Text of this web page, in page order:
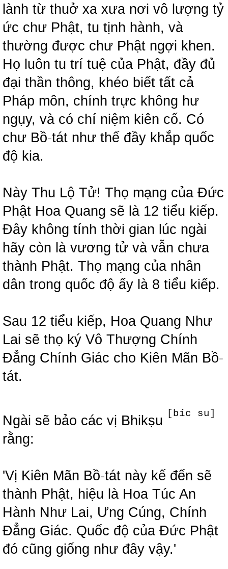
lành từ thuở xa xưa nơi vô lượng tỷ
ức chư Phật, tu tịnh hành, và
thường được chư Phật ngợi khen.
Họ luôn tu trí tuệ của Phật, đầy đủ
đại thần thông, khéo biết tất cả
Pháp môn, chính trực không hư
ngụy, và có chí niệm kiên cố. Có
chư Bồ-tát như thế đầy khắp quốc
độ kia.
Này Thu Lộ Tử! Thọ mạng của Đức
Phật Hoa Quang sẽ là 12 tiểu kiếp.
Đây không tính thời gian lúc ngài
hãy còn là vương tử và vẫn chưa
thành Phật. Thọ mạng của nhân
dân trong quốc độ ấy là 8 tiểu kiếp.
Sau 12 tiểu kiếp, Hoa Quang Như
Lai sẽ thọ ký Vô Thượng Chính
Đẳng Chính Giác cho Kiên Mãn Bồ-
tát.
Ngài sẽ bảo các vị Bhikṣu [bíc su]
rằng:
'Vị Kiên Mãn Bồ-tát này kế đến sẽ
thành Phật, hiệu là Hoa Túc An
Hành Như Lai, Ưng Cúng, Chính
Đẳng Giác. Quốc độ của Đức Phật
đó cũng giống như đây vậy.'